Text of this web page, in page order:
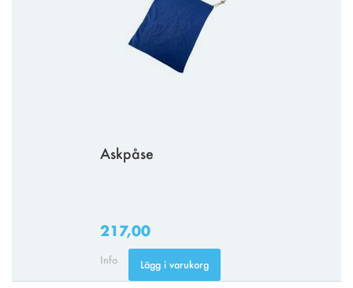
Askpåse
217,00
Info Lägg i varukorg